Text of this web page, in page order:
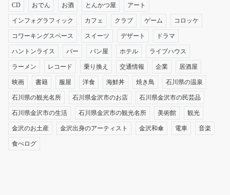
CD おでん お酒 とんかつ屋 アート
インフォグラフィック カフェ クラブ ゲーム コロッケ
コワーキングスペース スイーツ デザート ドラマ
ハントンライス バー パン屋 ホテル ライブハウス
ラーメン レコード 乗り換え 交通情報 企業 居酒屋
映画 書籍 服屋 洋食 海鮮丼 焼き鳥 石川県の温泉
石川県の観光名所 石川県金沢市のお店 石川県金沢市の民芸品
石川県金沢市の生活 石川県金沢市の観光名所 美術館 観光
金沢のお土産 金沢出身のアーティスト 金沢和傘 電車 音楽
食べログ